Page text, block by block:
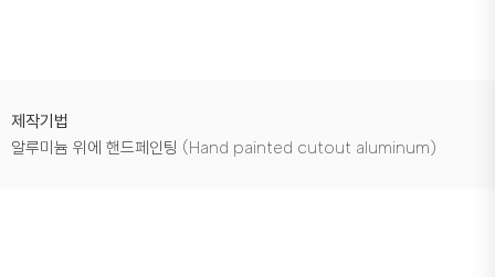
제작기법
알루미늄 위에 핸드페인팅 (Hand painted cutout aluminum)